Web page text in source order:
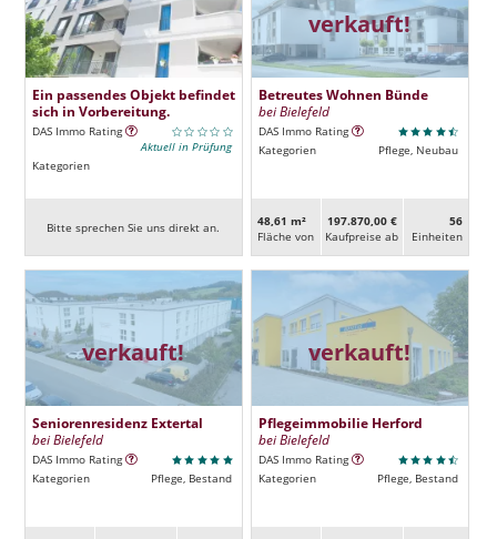
Ein passendes Objekt befindet
sich in Vorbereitung.
DAS Immo Rating
Aktuell in Prüfung
Kategorien
Bitte sprechen Sie uns direkt an.
verkauft!
Betreutes Wohnen Bünde
bei Bielefeld
DAS Immo Rating
Kategorien
Pflege, Neubau
48,61 m²
Fläche von
197.870,00 €
Kaufpreise ab
56
Ein­heiten
verkauft!
Seniorenresidenz Extertal
bei Bielefeld
DAS Immo Rating
Kategorien
Pflege, Bestand
verkauft!
Pflegeimmobilie Herford
bei Bielefeld
DAS Immo Rating
Kategorien
Pflege, Bestand